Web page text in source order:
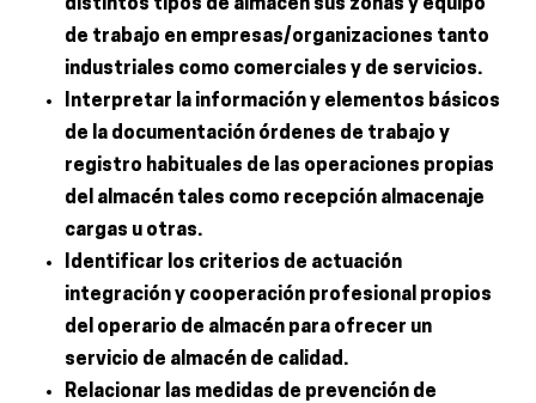
distintos tipos de almacén sus zonas y equipo
de trabajo en empresas/organizaciones tanto
industriales como comerciales y de servicios.
Interpretar la información y elementos básicos
de la documentación órdenes de trabajo y
registro habituales de las operaciones propias
del almacén tales como recepción almacenaje
cargas u otras.
Identificar los criterios de actuación
integración y cooperación profesional propios
del operario de almacén para ofrecer un
servicio de almacén de calidad.
Relacionar las medidas de prevención de